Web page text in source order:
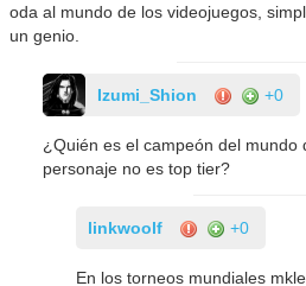
oda al mundo de los videojuegos,
un genio.
Izumi_Shion +0
¿Quién es el campeón del mundo
personaje no es top tier?
linkwoolf +0
En los torneos mundiales